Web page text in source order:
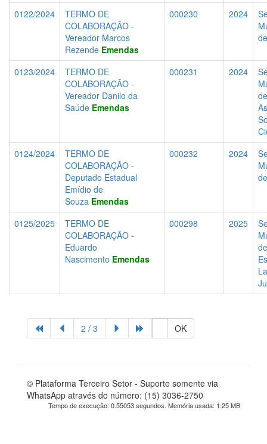
0122/2024
TERMO DE
COLABORAÇÃO -
Vereador Marcos
Rezende Emendas
000230 2024
0123/2024
TERMO DE
COLABORAÇÃO -
Vereador Danilo da
Saúde Emendas
000231 2024
de
0124/2024
TERMO DE
COLABORAÇÃO -
Deputado Estadual
Emídio de
Souza Emendas
000232 2024
0125/2025
TERMO DE
COLABORAÇÃO -
Eduardo
Nascimento Emendas
000298 2025
de
2 / 3 OK
© Plataforma Terceiro Setor - Suporte somente via
WhatsApp através do número: (15) 3036-2750
Tempo de execução: 0.55053 segundos. Memória usada: 1.25 MB